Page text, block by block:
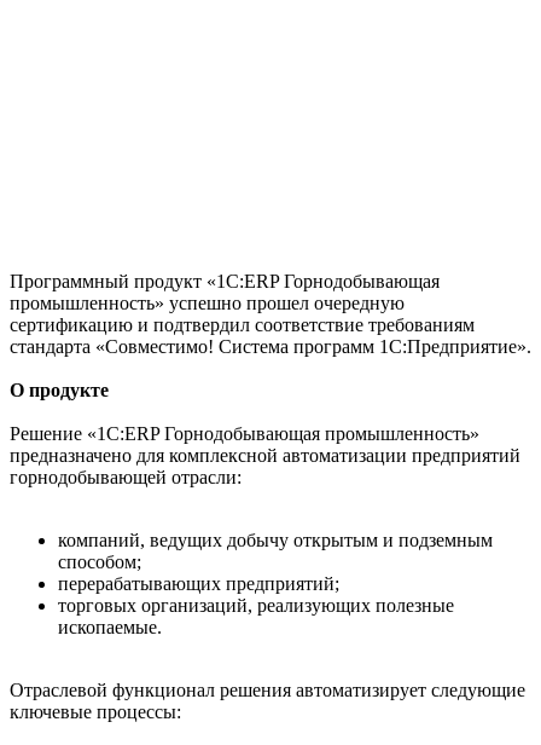
Программный продукт «1С:ERP Горнодобывающая
промышленность» успешно прошел очередную
сертификацию и подтвердил соответствие требованиям
стандарта «Совместимо! Система программ 1С:Предприятие».
О продукте
Решение «1С:ERP Горнодобывающая промышленность»
предназначено для комплексной автоматизации предприятий
горнодобывающей отрасли:
компаний, ведущих добычу открытым и подземным
способом;
перерабатывающих предприятий;
торговых организаций, реализующих полезные
ископаемые.
Отраслевой функционал решения автоматизирует следующие
ключевые процессы: